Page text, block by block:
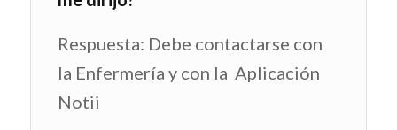
Respuesta: Debe contactarse con
la Enfermería y con la Aplicación
Notii